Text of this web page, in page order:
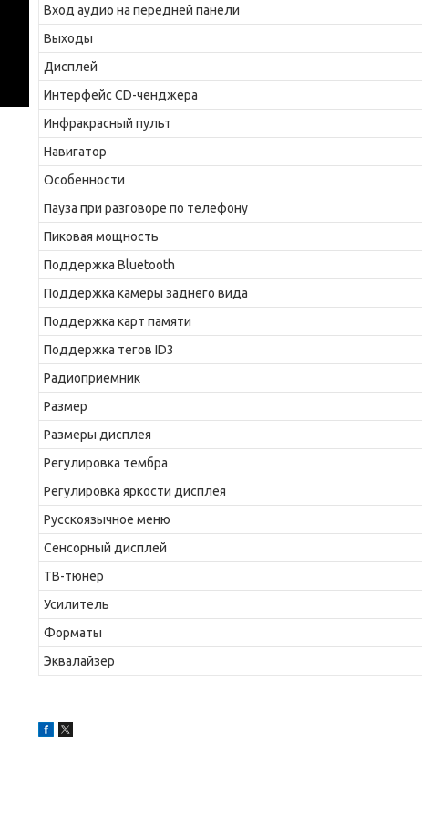
Вход аудио на передней панели
Выходы
Дисплей
Интерфейс CD-ченджера
Инфракрасный пульт
Навигатор
Особенности
Пауза при разговоре по телефону
Пиковая мощность
Поддержка Bluetooth
Поддержка камеры заднего вида
Поддержка карт памяти
Поддержка тегов ID3
Радиоприемник
Размер
Размеры дисплея
Регулировка тембра
Регулировка яркости дисплея
Русскоязычное меню
Сенсорный дисплей
ТВ-тюнер
Усилитель
Форматы
Эквалайзер